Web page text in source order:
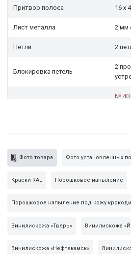
Притвор полоса 16 х
Лист металла 2 мм
Петли 2
Блокировка петель
2
№ 40
Фото товара Фото установленных
Краски RAL Порошковое напыление
Порошковое напыление под кожу
Винилискожа «Тверь» Винилискожа
Винилискожа «Нефтекамск»